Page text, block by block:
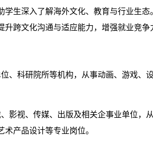
生深入了解海外文化、教育与行业生态
跨文化沟通与适应能力，增强就业竞争
、科研院所等机构，从事动画、游戏、
影视、传媒、出版及相关企事业单位，
产品设计等专业岗位。